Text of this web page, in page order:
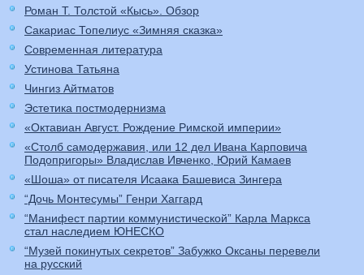
Роман Т. Толстой «Кысь». Обзор
Сакариас Топелиус «Зимняя сказка»
Современная литература
Устинова Татьяна
Чингиз Айтматов
Эстетика постмодернизма
«Октавиан Август. Рождение Римской империи»
«Столб самодержавия, или 12 дел Ивана Карповича
Подопригоры» Владислав Ивченко, Юрий Камаев
«Шоша» от писателя Исаака Башевиса Зингера
“Дочь Монтесумы” Генри Хаггард
“Манифест партии коммунистической” Карла Маркса
стал наследием ЮНЕСКО
“Музей покинутых секретов” Забужко Оксаны перевели
на русский